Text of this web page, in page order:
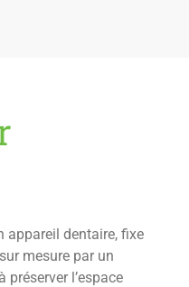
appareil dentaire, fixe
mesure par un
l’espace